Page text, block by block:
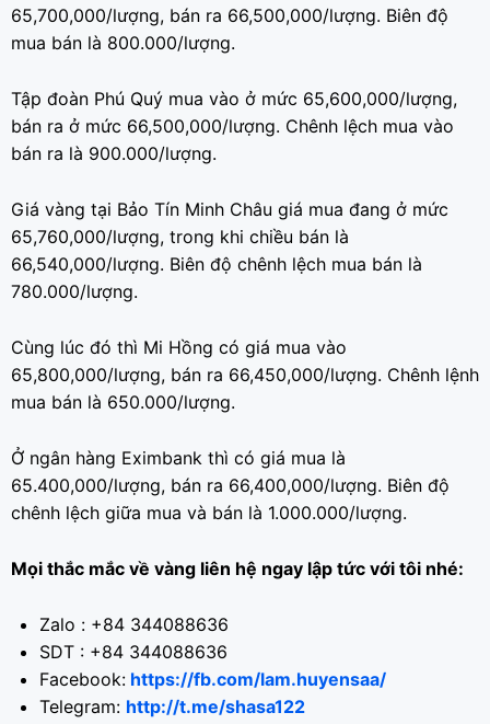
65,700,000/lượng, bán ra 66,500,000/lượng. Biên độ
mua bán là 800.000/lượng.
Tập đoàn Phú Quý mua vào ở mức 65,600,000/lượng,
bán ra ở mức 66,500,000/lượng. Chênh lệch mua vào
bán ra là 900.000/lượng.
Giá vàng tại Bảo Tín Minh Châu giá mua đang ở mức
65,760,000/lượng, trong khi chiều bán là
66,540,000/lượng. Biên độ chênh lệch mua bán là
780.000/lượng.
Cùng lúc đó thì Mi Hồng có giá mua vào
65,800,000/lượng, bán ra 66,450,000/lượng. Chênh lệnh
mua bán là 650.000/lượng.
Ở ngân hàng Eximbank thì có giá mua là
65.400,000/lượng, bán ra 66,400,000/lượng. Biên độ
chênh lệch giữa mua và bán là 1.000.000/lượng.
Mọi thắc mắc về vàng liên hệ ngay lập tức với tôi nhé:
Zalo : +84 344088636
SDT : +84 344088636
Facebook: https://fb.com/lam.huyensaa/
Telegram: http://t.me/shasa122